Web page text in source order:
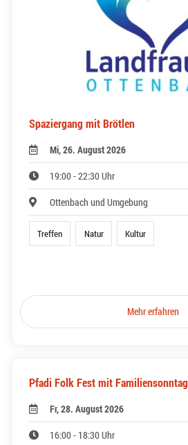
Spaziergang mit Brötlen
Mi, 26. August 2026
19:00 - 22:30 Uhr
Ottenbach und Umgebung
Treffen Natur Kultur
Mehr erfahren
Pfadi Folk Fest mit Familiensonntag
Fr, 28. August 2026
16:00 - 18:30 Uhr